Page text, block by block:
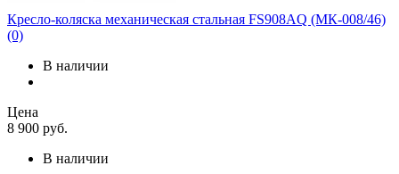
Кресло-коляска механическая стальная FS908AQ (МК-008/46)
(0)
В наличии
Цена
8 900 руб.
В наличии